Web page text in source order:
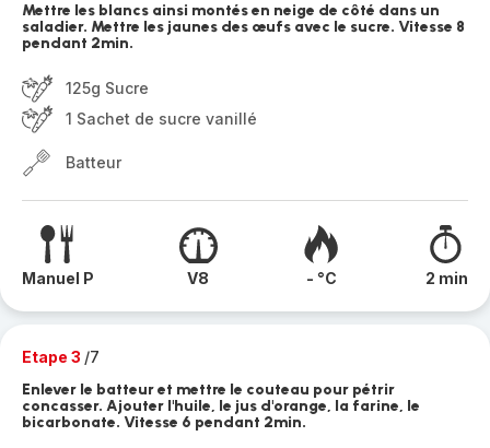
Mettre les blancs ainsi montés en neige de côté dans un
saladier. Mettre les jaunes des œufs avec le sucre. Vitesse 8
pendant 2min.
125g Sucre
1 Sachet de sucre vanillé
Batteur
Manuel P V8 - °C 2 min
Etape 3 /7
Enlever le batteur et mettre le couteau pour pétrir
concasser. Ajouter l'huile, le jus d'orange, la farine, le
bicarbonate. Vitesse 6 pendant 2min.